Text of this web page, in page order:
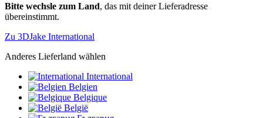
Bitte wechsle zum Land, das mit deiner Lieferadresse
übereinstimmt.
Zu 3DJake International
Anderes Lieferland wählen
International
Belgien
Belgique
België